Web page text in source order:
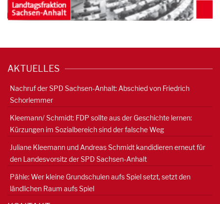
AKTUELLES
Nachruf der SPD Sachsen-Anhalt: Abschied von Friedrich
Schorlemmer
Kleemann/ Schmidt: FDP sollte aus der Geschichte lernen:
Kürzungen im Sozialbereich sind der falsche Weg
Juliane Kleemann und Andreas Schmidt kandidieren erneut für
den Landesvorsitz der SPD Sachsen-Anhalt
Pähle: Wer kleine Grundschulen aufs Spiel setzt, setzt den
ländlichen Raum aufs Spiel